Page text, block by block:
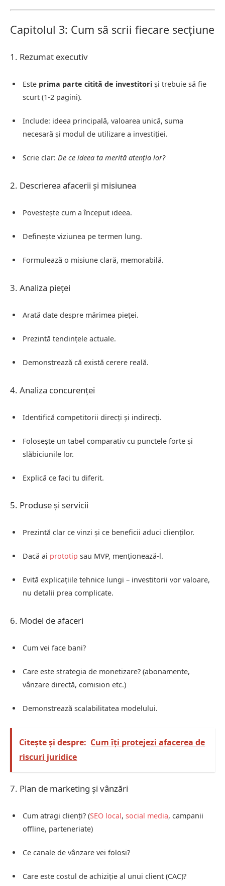
Capitolul 3: Cum să scrii fiecare secțiune
1. Rezumat executiv
Este prima parte citită de investitori și trebuie să fie
scurt (1-2 pagini).
Include: ideea principală, valoarea unică, suma
necesară și modul de utilizare a investiției.
Scrie clar: De ce ideea ta merită atenția lor?
2. Descrierea afacerii și misiunea
Povestește cum a început ideea.
Definește viziunea pe termen lung.
Formulează o misiune clară, memorabilă.
3. Analiza pieței
Arată date despre mărimea pieței.
Prezintă tendințele actuale.
Demonstrează că există cerere reală.
4. Analiza concurenței
Identifică competitorii direcți și indirecți.
Folosește un tabel comparativ cu punctele forte și
slăbiciunile lor.
Explică ce faci tu diferit.
5. Produse și servicii
Prezintă clar ce vinzi și ce beneficii aduci clienților.
Dacă ai prototip sau MVP, menționează-l.
Evită explicațiile tehnice lungi – investitorii vor valoare,
nu detalii prea complicate.
6. Model de afaceri
Cum vei face bani?
Care este strategia de monetizare? (abonamente,
vânzare directă, comision etc.)
Demonstrează scalabilitatea modelului.
Citește și despre: Cum îți protejezi afacerea de
riscuri juridice
7. Plan de marketing și vânzări
Cum atragi clienți? (SEO local, social media, campanii
offline, parteneriate)
Ce canale de vânzare vei folosi?
Care este costul de achiziție al unui client (CAC)?